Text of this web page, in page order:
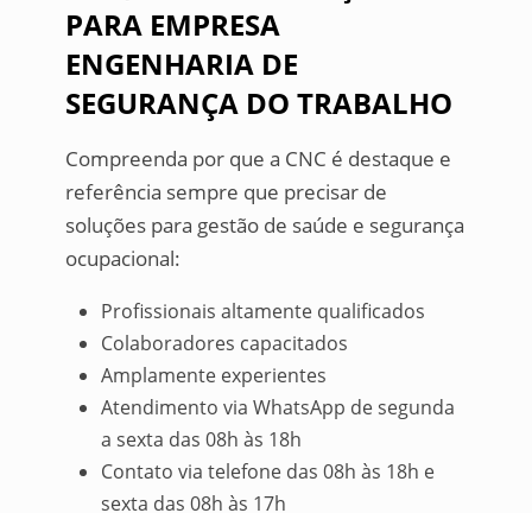
PARA EMPRESA
ENGENHARIA DE
SEGURANÇA DO TRABALHO
Compreenda por que a CNC é destaque e
referência sempre que precisar de
soluções para gestão de saúde e segurança
ocupacional:
Profissionais altamente qualificados
Colaboradores capacitados
Amplamente experientes
Atendimento via WhatsApp de segunda
a sexta das 08h às 18h
Contato via telefone das 08h às 18h e
sexta das 08h às 17h